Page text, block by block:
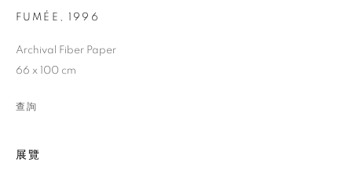
FUMÉE , 1996
Archival Fiber Paper
66 x 100 cm
查詢
展覽